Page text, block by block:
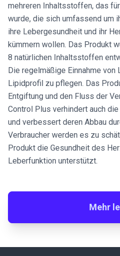
mehreren Inhaltsstoffen, das
wurde, die sich umfassend um
ihre Lebergesundheit und ihr
kümmern wollen. Das Produkt
8 natürlichen Inhaltsstoffen
Die regelmäßige Einnahme
Lipidprofil zu pflegen. Das
Entgiftung und den Fluss der
Control Plus verhindert auch
und verbessert deren Abbau
Verbraucher werden es zu
Produkt die Gesundheit des
Leberfunktion unterstützt.
Mehr